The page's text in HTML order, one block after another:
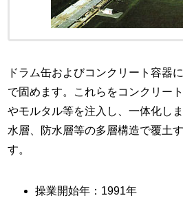
ドラム缶およびコンクリート容器
で固めます。これらをコンクリー
やモルタル等を注入し、一体化し
水層、防水層等の多層構造で覆土
す。
操業開始年：1991年